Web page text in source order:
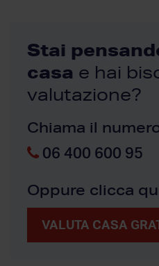
Stai
casa e hai
valutazione?
Chiama il
06 400 600 95
Oppure clicca
VALUTA CASA